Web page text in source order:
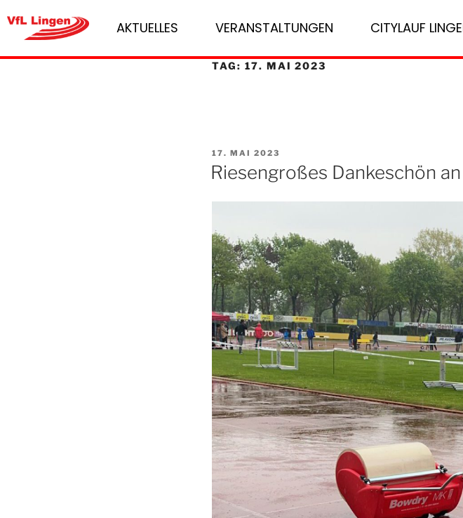
AKTUELLES VERANSTALTUNGEN CITYLAUF
TAG: 17. MAI 2023
17. MAI 2023
Riesengroßes Dankeschön